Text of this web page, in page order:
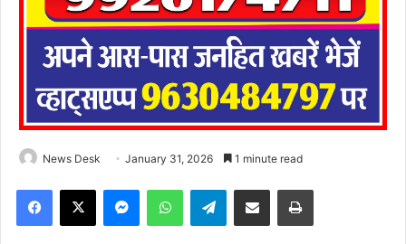
News Desk January 31, 2026 1 minute read
Facebook
X MessengerWhatsAppTelegramShare via Email Print